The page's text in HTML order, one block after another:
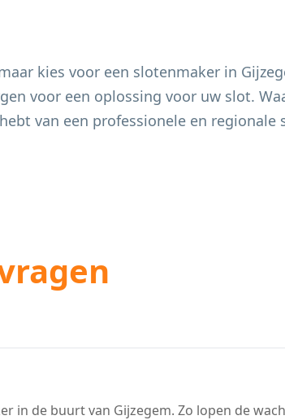
kies voor een slotenmaker in
voor een oplossing voor uw slot.
van een professionele en regionale
in de buurt van Gijzegem. Zo lopen de